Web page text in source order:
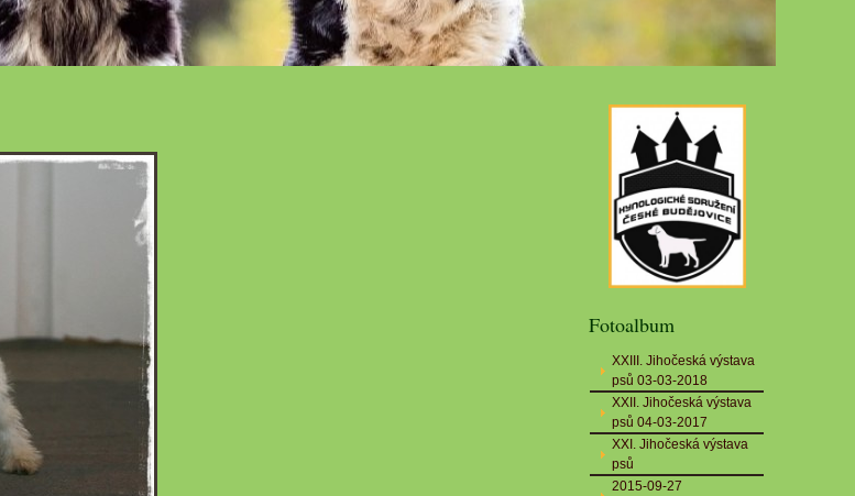
Fotoalbum
XXIII. Jihočeská výstava
psů 03-03-2018
XXII. Jihočeská výstava
psů 04-03-2017
XXI. Jihočeská výstava
psů
2015-09-27